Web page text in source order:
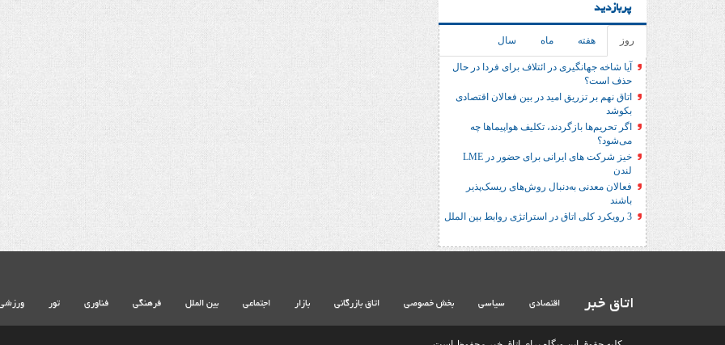
پربازدید
روز هفته ماه سال
آیا شاخه جهانگیری در ائتلاف برای فردا در حال
حذف است؟
اتاق نهم بر تزریق امید در بین فعالان اقتصادی
بکوشد
اگر تحریم‌ها بازگردند، تکلیف هواپیماها چه
می‌شود؟
خیز شرکت های ایرانی برای حضور در LME
لندن
فعالان معدنی به‌دنبال روش‌های ریسک‌پذیر
باشند
3 رویکرد کلی اتاق در استراتژی روابط بین الملل
شهادت حضرت آیت الله‌العظمی سید علی
اتاق خبر اقتصادی سیاسی بخش خصوصی اتاق بازرگانی بازار اجتماعی بین الملل فرهنگی فناوری تور